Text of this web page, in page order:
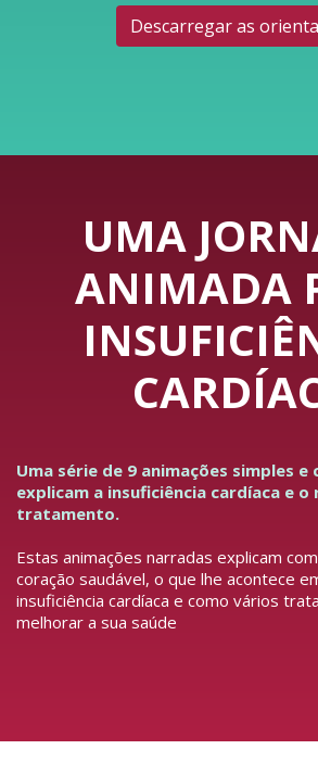
Descarregar as
UMA
ANIMADA
Uma série de 9 animações simples
explicam a insuficiência cardíaca e
tratamento.
Estas animações narradas explicam
coração saudável, o que lhe acontece
insuficiência cardíaca e como vários
melhorar a sua saúde